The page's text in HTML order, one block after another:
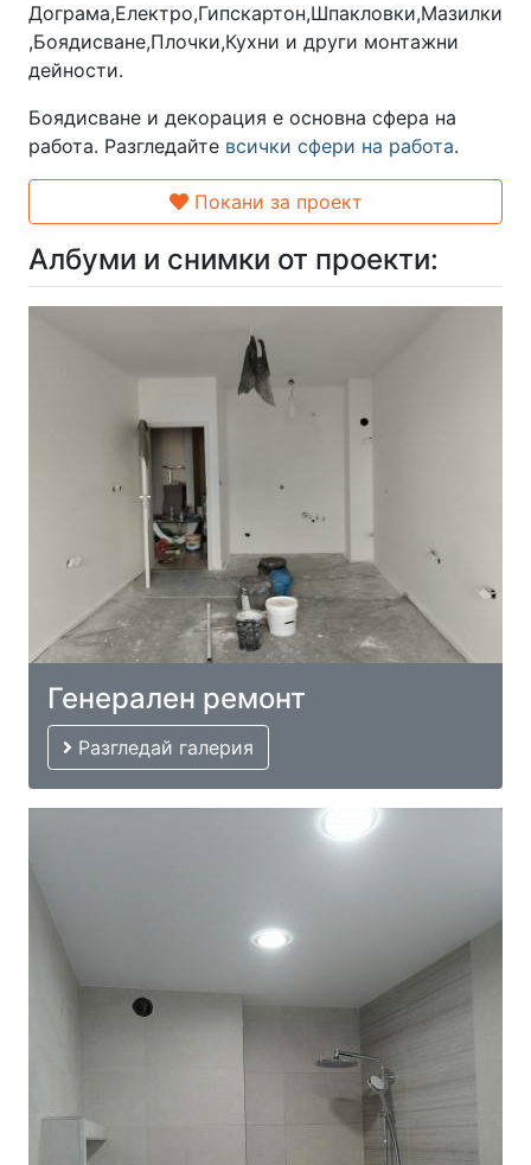
Дограма,Електро,Гипскартон,Шпакловки,Мазилки
,Боядисване,Плочки,Кухни и други монтажни
дейности.
Боядисване и декорация е основна сфера на
работа. Разгледайте всички сфери на работа.
Покани за проект
Албуми и снимки от проекти:
Генерален ремонт
Разгледай галерия